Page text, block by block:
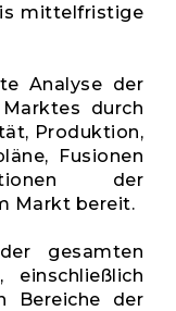
mittelfristige
Analyse der
durch
Produktion,
Fusionen
der
Markt bereit.
gesamten
Bereiche der